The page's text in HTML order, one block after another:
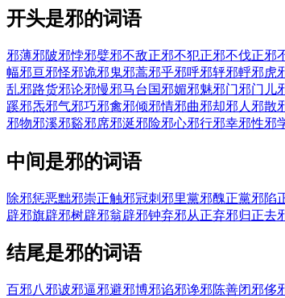
开头是邪的词语
邪薄邪陂邪悖邪嬖邪不敌正邪不犯正邪不伐正邪
幅邪亘邪怪邪诡邪鬼邪蒿邪乎邪呼邪轷邪軤邪虎
乱邪路货邪论邪慢邪马台国邪媚邪魅邪门邪门儿
蹊邪炁邪气邪巧邪禽邪倾邪情邪曲邪却邪人 邪散
邪物邪溪邪谿邪席邪涎邪险邪心邪行邪幸邪性邪
中间是邪的词语
除邪惩恶黜邪崇正触邪冠刺邪里黨邪醜正黨邪陷
辟邪旗辟邪树辟邪翁辟邪钟弃邪从正弃邪归正去
结尾是邪的词语
百邪八邪诐邪逼邪避邪博邪谄邪谗邪陈善闭邪侈